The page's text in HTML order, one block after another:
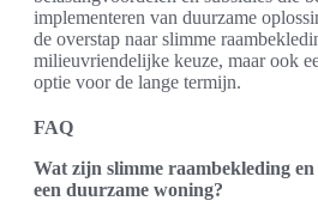
implementeren van duurzame
de overstap naar slimme
milieuvriendelijke keuze, maar ook
optie voor de lange termijn.
FAQ
Wat zijn slimme raambekleding
een duurzame woning?